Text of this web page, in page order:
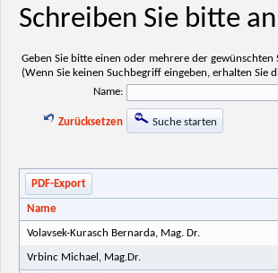
Schreiben Sie bitte an
Geben Sie bitte einen oder mehrere der gewünschten
(Wenn Sie keinen Suchbegriff eingeben, erhalten Sie
Name:
Zurücksetzen Suche starten
PDF-Export
Name
Volavsek-Kurasch Bernarda, Mag. Dr.
Vrbinc Michael, Mag.Dr.